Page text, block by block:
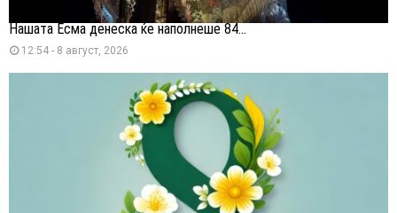
Нашата Есма денеска ќе наполнеше 84...
12:54 - 8 август, 2026